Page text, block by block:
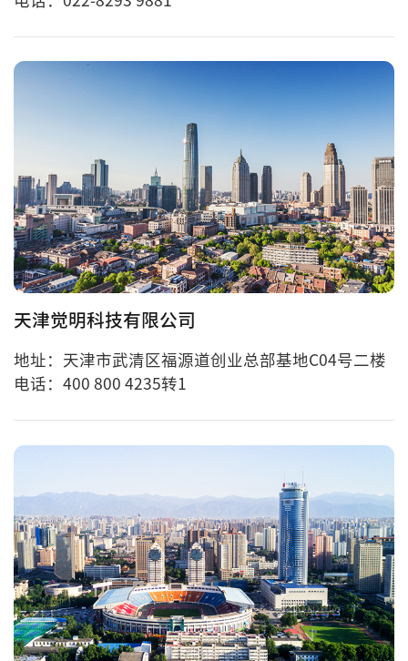
天津觉明科技有限公司
地址：天津市武清区福源道创业总部基地C04号二楼
电话：400 800 4235转1